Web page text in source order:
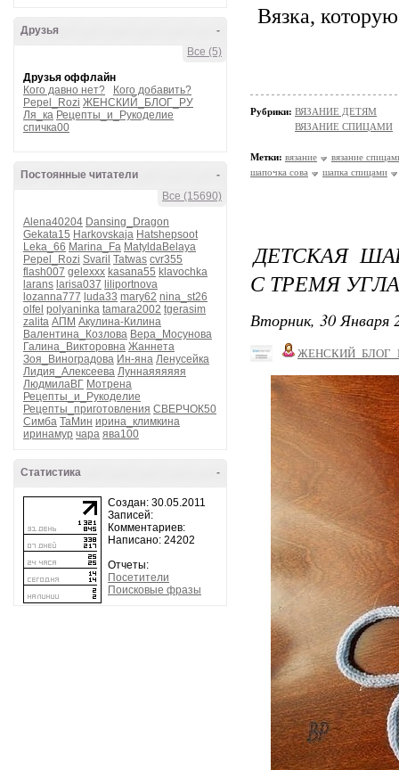
-
Друзья
Все (5)
Друзья оффлайн
Кого давно нет?
Кого добавить?
Pepel_Rozi ЖЕНСКИЙ_БЛОГ_РУ
Ля_ка Рецепты_и_Рукоделие
спичка00
-
Постоянные читатели
Все (15690)
Alena40204 Dansing_Dragon
Gekata15 Harkovskaja Hatshepsoot
Leka_66 Marina_Fa MatyldaBelaya
Pepel_Rozi Svaril Tatwas cvr355
flash007 gelexxx kasana55 klavochka
larans larisa037 liliportnova
lozanna777 luda33 mary62 nina_st26
olfel polyaninka tamara2002 tgerasim
zalita АПМ Акулина-Килина
Валентина_Козлова Вера_Мосунова
Галина_Викторовна Жаннета
Зоя_Виноградова Ин-яна Ленусейка
Лидия_Алексеева Луннаяяяяяя
ЛюдмилаВГ Мотрена
Рецепты_и_Рукоделие
Рецепты_приготовления СВЕРЧОК50
Симба ТаМин ирина_климкина
иринамур чара ява100
-
Статистика
Создан: 30.05.2011
Записей:
Комментариев:
Написано: 24202
Отчеты:
Посетители
Поисковые фразы
Вязка,
Рубрики: ВЯЗАНИЕ ДЕТЯМ
ВЯЗАНИЕ СПИЦАМИ
Метки: вязание
вязание
шапочка сова
шапка спицами
ДЕТСКАЯ
С ТРЕМЯ
Вторник, 30 Января